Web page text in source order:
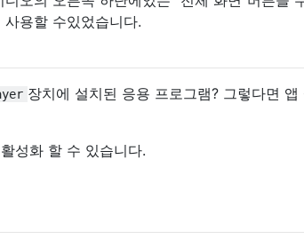
용할 수있었습니다.
장치에 설치된 응용 프로그램? 그렇다면
성화 할 수 있습니다.